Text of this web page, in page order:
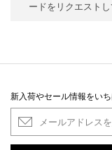
ードをリクエストし
新入荷やセール情報をいち